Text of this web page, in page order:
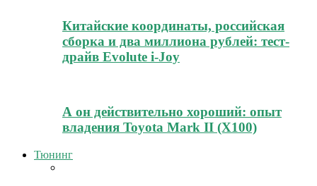
Китайские координаты, российская
сборка и два миллиона рублей: тест-
драйв Evolute i-Joy
А он действительно хороший: опыт
владения Toyota Mark II (Х100)
Тюнинг